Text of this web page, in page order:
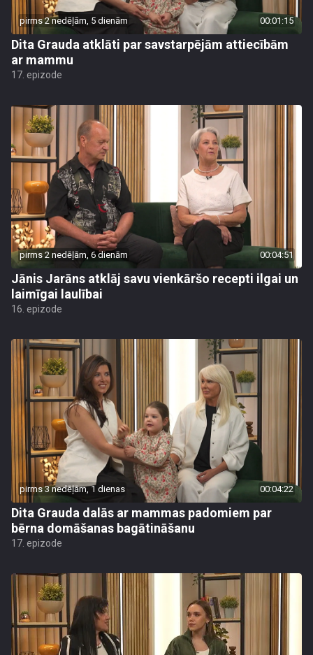
pirms 2 nedēļām, 5 dienām 00:01:15
Dita Grauda atklāti par savstarpējām attiecībām
ar mammu
17. epizode
pirms 2 nedēļām, 6 dienām 00:04:51
Jānis Jarāns atklāj savu vienkāršo recepti ilgai un
laimīgai laulībai
16. epizode
pirms 3 nedēļām, 1 dienas 00:04:22
Dita Grauda dalās ar mammas padomiem par
bērna domāšanas bagātināšanu
17. epizode